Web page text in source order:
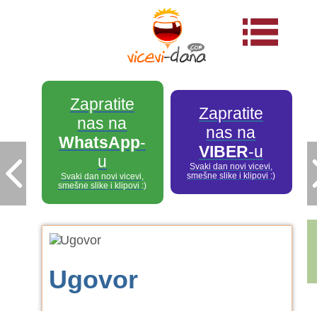
Zapratite
nas na
WhatsApp-
u
Svaki dan novi vicevi,
smešne slike i klipovi :)
Zapratite
nas na
VIBER-u
Svaki dan novi vicevi,
smešne slike i klipovi :)
Ugovor